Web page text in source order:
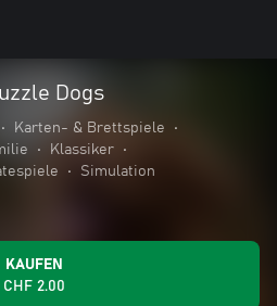
Dogs
• Karten- & Brettspiele
•
• Klassiker
•
• Simulation
KAUFEN
CHF 2.00